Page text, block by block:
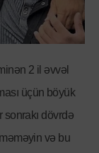
2 il əvvəl
üçün böyük
dövrdə
və bu